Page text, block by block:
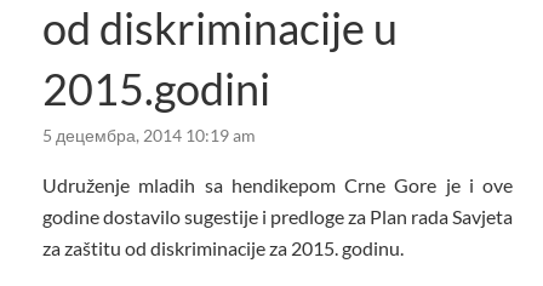
od diskriminacije u
2015.godini
5 децембра, 2014 10:19 am
Udruženje mladih sa hendikepom Crne Gore je i ove
godine dostavilo sugestije i predloge za Plan rada Savjeta
za zaštitu od diskriminacije za 2015. godinu.